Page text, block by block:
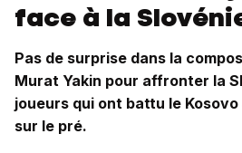
face à la
Pas de surprise dans la
Murat Yakin pour affronter la
joueurs qui ont battu le
sur le pré.